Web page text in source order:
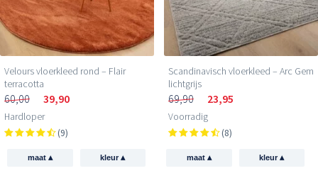
Velours vloerkleed rond – Flair
terracotta
60,00 39,90
Hardloper
(9)
maat ▴ kleur▴
Scandinavisch vloerkleed – Arc Gem
lichtgrijs
69,90 23,95
Voorradig
(8)
maat ▴ kleur▴